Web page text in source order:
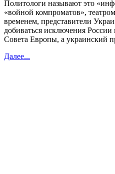
Политологи называют это
«войной компроматов»,
временем, представители
добиваться исключения
Совета Европы, а украинский
Далее...